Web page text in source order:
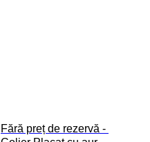
Fără preț de rezervă -